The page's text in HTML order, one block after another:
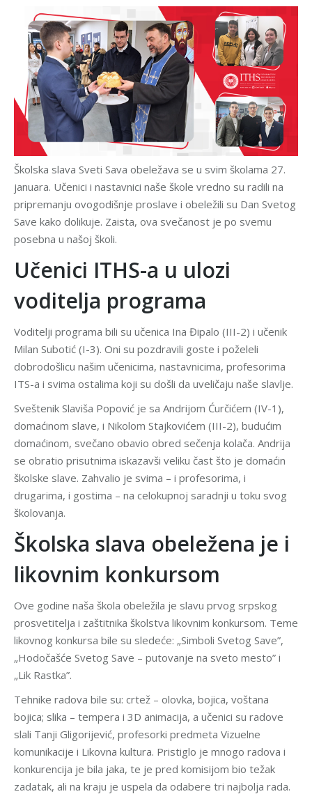
Školska slava Sveti Sava obeležava se u svim školama 27.
januara. Učenici i nastavnici naše škole vredno su radili na
pripremanju ovogodišnje proslave i obeležili su Dan Svetog
Save kako dolikuje. Zaista, ova svečanost je po svemu
posebna u našoj školi.
Učenici ITHS-a u ulozi
voditelja programa
Voditelji programa bili su učenica Ina Đipalo (III-2) i učenik
Milan Subotić (I-3). Oni su pozdravili goste i poželeli
dobrodošlicu našim učenicima, nastavnicima, profesorima
ITS-a i svima ostalima koji su došli da uveličaju naše slavlje.
Sveštenik Slaviša Popović je sa Andrijom Ćurčićem (IV-1),
domaćinom slave, i Nikolom Stajkovićem (III-2), budućim
domaćinom, svečano obavio obred sečenja kolača. Andrija
se obratio prisutnima iskazavši veliku čast što je domaćin
školske slave. Zahvalio je svima – i profesorima, i
drugarima, i gostima – na celokupnoj saradnji u toku svog
školovanja.
Školska slava obeležena je i
likovnim konkursom
Ove godine naša škola obeležila je slavu prvog srpskog
prosvetitelja i zaštitnika školstva likovnim konkursom. Teme
likovnog konkursa bile su sledeće: „Simboli Svetog Save”,
„Hodočašće Svetog Save – putovanje na sveto mesto” i
„Lik Rastka”.
Tehnike radova bile su: crtež – olovka, bojica, voštana
bojica; slika – tempera i 3D animacija, a učenici su radove
slali Tanji Gligorijević, profesorki predmeta Vizuelne
komunikacije i Likovna kultura. Pristiglo je mnogo radova i
konkurencija je bila jaka, te je pred komisijom bio težak
zadatak, ali na kraju je uspela da odabere tri najbolja rada.